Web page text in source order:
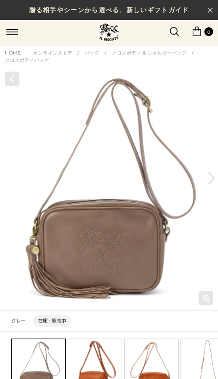
贈る相手やシーンから選べる、新しいギフトガイド
0
HOME | オンラインストア / バッグ / クロスボディ & ショルダーバッグ
/
クロスボディバッグ
グレー 在庫 : 販売中